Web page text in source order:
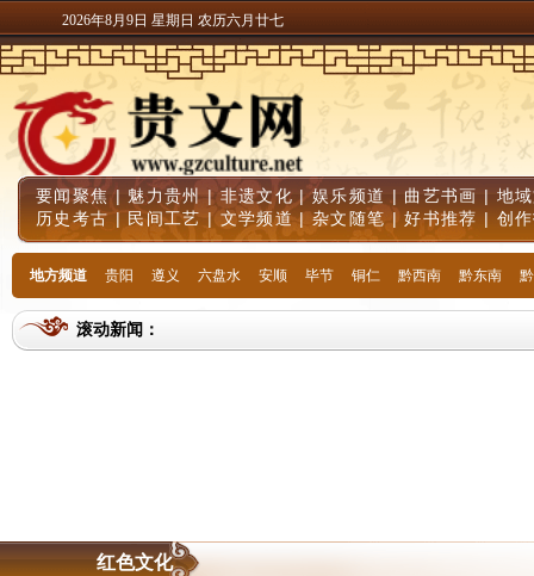
2026年8月9日 星期日 农历六月廿七
要闻聚焦| 魅力贵州|非遗文化 |娱乐频道 | 曲艺书画 | 地
历史考古 | 民间工艺 |文学频道|杂文随笔 |好书推荐 | 创
地方频道 贵阳 遵义 六盘水 安顺 毕节 铜仁 黔西南 黔东南
滚动新闻：
红色文化